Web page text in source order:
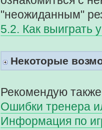
"неожиданным"
5.2. Как выиграть
Некоторые
Рекомендую
Ошибки тренера
Информация по